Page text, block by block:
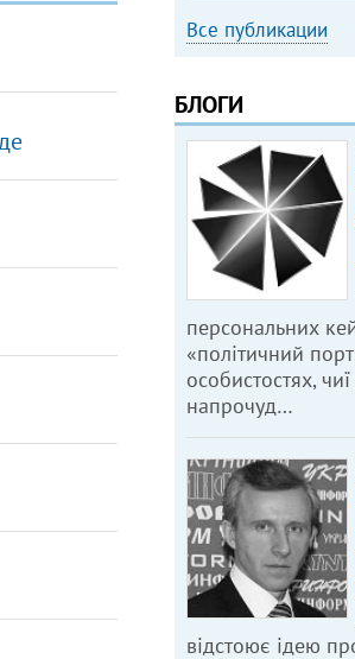
Все публикации
БЛОГИ
персональних
«політичний
особистостях,
напрочуд…
відстоює ідею